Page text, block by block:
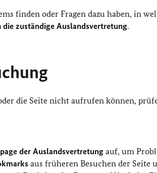
finden oder Fragen dazu haben, in
zuständige Auslandsvertretung.
die Seite nicht aufrufen können,
der Auslandsvertretungauf, um
aus früheren Besuchen der Seite